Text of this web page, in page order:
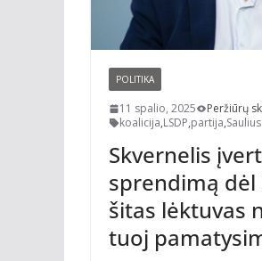
POLITIKA
11 spalio, 2025
Peržiūrų
koalicija,LSDP,partija,
Skvernelis
sprendimą
šitas lėktuvas
tuoj